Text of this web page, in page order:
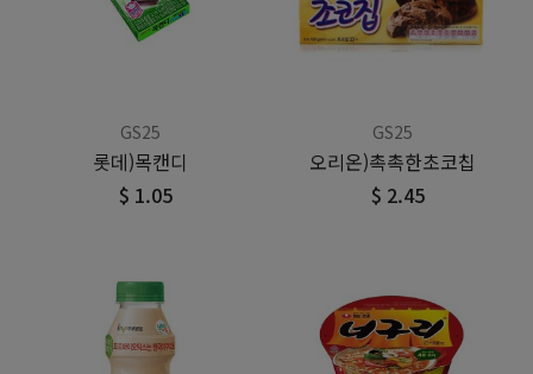
GS25
롯데)목캔디
$ 1.05
GS25
오리온)촉촉한초코칩
$ 2.45